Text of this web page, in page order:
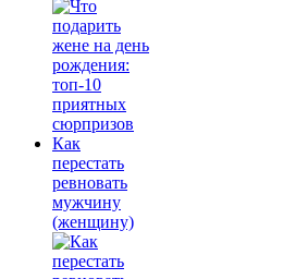
Как
перестать
ревновать
мужчину
(женщину)